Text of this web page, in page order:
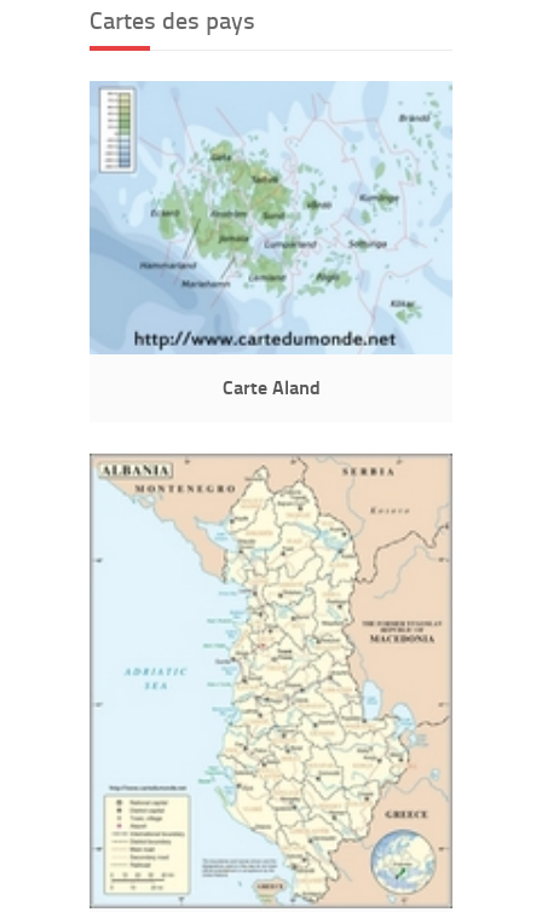
Cartes des pays
Carte Aland